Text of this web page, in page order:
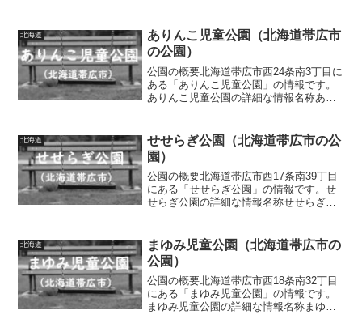
水、滑り台、ブランコ、パーゴラ、四
阿、ベンチ、水道、...
北海道
ありんこ児童公園（北海道帯広市
の公園）
公園の概要北海道帯広市西24条南3丁目に
ある「ありんこ児童公園」の情報です。
ありんこ児童公園の詳細な情報名称あり
具滑り台、ブランコ、ジャングルジム、
鉄棒、シー...
北海道
せせらぎ公園（北海道帯広市の公
園）
公園の概要北海道帯広市西17条南39丁目
にある「せせらぎ公園」の情報です。せ
せらぎ公園の詳細な情報名称せせらぎ公
複合遊具（滑り台、ロープ遊具）、ブラ
ンコ、砂場...
北海道
まゆみ児童公園（北海道帯広市の
公園）
公園の概要北海道帯広市西18条南32丁目
にある「まゆみ児童公園」の情報です。
まゆみ児童公園の詳細な情報名称まゆみ